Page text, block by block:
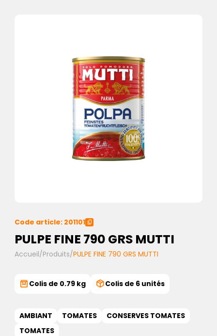
Code article: 201101
PULPE FINE 790 GRS MUTTI
Accueil/Produits/PULPE FINE 790 GRS MUTTI
Colis de 0.79 kg Colis de 6 unités
AMBIANT TOMATES
CONSERVES TOMATES
TOMATES